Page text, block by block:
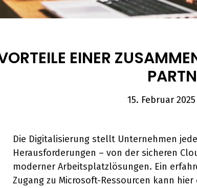
EINER
15. Februar 2025
Die Digitalisierung stellt Unternehmen
Herausforderungen – von der sicheren
moderner Arbeitsplatzlösungen. Ein
Zugang zu Microsoft-Ressourcen kann